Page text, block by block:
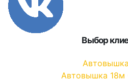
Выбор
Автовышка